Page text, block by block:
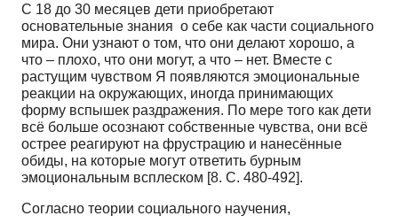
С 18 до 30 месяцев дети приобретают
основательные знания о себе как части социального
мира. Они узнают о том, что они делают хорошо, а
что – плохо, что они могут, а что – нет. Вместе с
растущим чувством Я появляются эмоциональные
реакции на окружающих, иногда принимающих
форму вспышек раздражения. По мере того как дети
всё больше осознают собственные чувства, они всё
острее реагируют на фрустрацию и нанесённые
обиды, на которые могут ответить бурным
эмоциональным всплеском [8. С. 480-492].
Согласно теории социального научения,